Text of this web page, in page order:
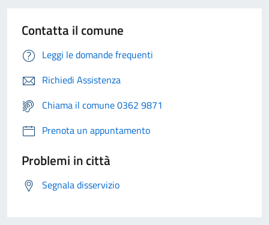
Contatta il comune
Leggi le domande frequenti
Richiedi Assistenza
Chiama il comune 0362 9871
Prenota un appuntamento
Problemi in città
Segnala disservizio